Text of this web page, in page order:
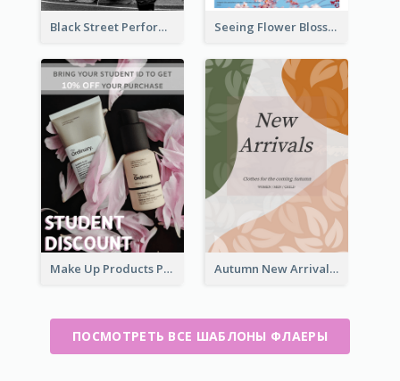
Black Street Performance Flyers Seeing Flower Blossom In Japan flyer
Make Up Products Purchase With Discount Flyer Autumn New Arrivals Flyer
ПОСМОТРЕТЬ ВСЕ ШАБЛОНЫ ФЛАЕРЫ